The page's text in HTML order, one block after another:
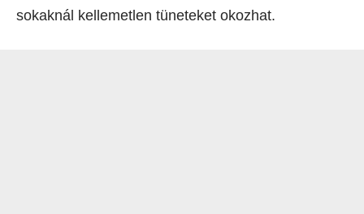
sokaknál kellemetlen tüneteket okozhat.